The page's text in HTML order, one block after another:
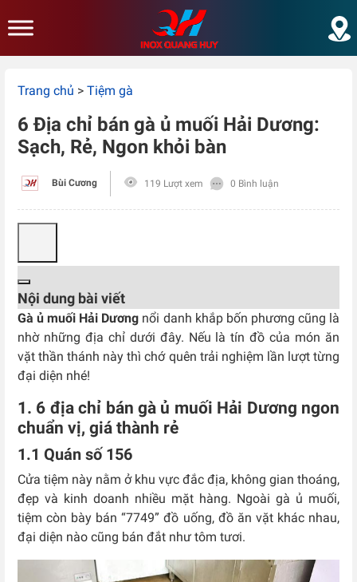
Trang chủ > Tiệm gà
6 Địa chỉ bán gà ủ muối Hải Dương:
Sạch, Rẻ, Ngon khỏi bàn
Bùi Cương 119 Lượt xem 0 Bình luận
Nội dung bài viết
Gà ủ muối Hải Dương nổi danh khắp bốn phương cũng là
nhờ những địa chỉ dưới đây. Nếu là tín đồ của món ăn
vặt thần thánh này thì chớ quên trải nghiệm lần lượt từng
đại diện nhé!
1. 6 địa chỉ bán gà ủ muối Hải Dương ngon
chuẩn vị, giá thành rẻ
1.1 Quán số 156
Cửa tiệm này nằm ở khu vực đắc địa, không gian thoáng,
đẹp và kinh doanh nhiều mặt hàng. Ngoài gà ủ muối,
tiệm còn bày bán “7749” đồ uống, đồ ăn vặt khác nhau,
đại diện nào cũng bán đắt như tôm tươi.